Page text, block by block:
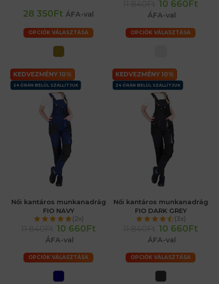
28 350Ft ÁFA-val
OPCIÓK VÁLASZTÁSA
10 660Ft
ÁFA-val
OPCIÓK VÁLASZTÁSA
KEDVEZMÉNY 10%
24 ÓRÁN BELÜL SZÁLLÍTJUK
Női kantáros munkanadrág
FIO NAVY
(2x)
10 660Ft
ÁFA-val
OPCIÓK VÁLASZTÁSA
KEDVEZMÉNY 10%
24 ÓRÁN BELÜL SZÁLLÍTJUK
Női kantáros munkanadrág
FIO DARK GREY
(3x)
10 660Ft
ÁFA-val
OPCIÓK VÁLASZTÁSA